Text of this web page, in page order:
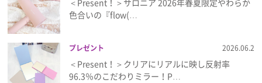
＜Present！＞サロニア 2026年春夏限定やわらか
色合いの『flow(…
プレゼント 2026.06.2
＜Present！＞クリアにリアルに映し反射率
96.3％のこだわりミラー！P…